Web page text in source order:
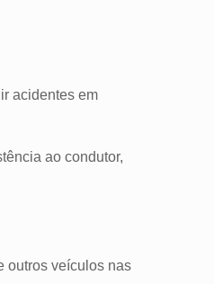
acidentes em
ao condutor,
outros veículos nas